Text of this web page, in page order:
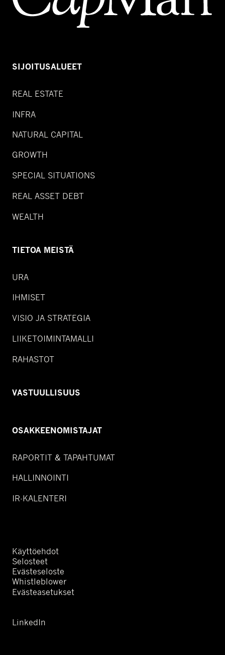
SIJOITUSALUEET
REAL ESTATE
INFRA
NATURAL CAPITAL
GROWTH
SPECIAL SITUATIONS
REAL ASSET DEBT
WEALTH
TIETOA MEISTÄ
URA
IHMISET
VISIO JA STRATEGIA
LIIKETOIMINTAMALLI
RAHASTOT
VASTUULLISUUS
OSAKKEENOMISTAJAT
RAPORTIT & TAPAHTUMAT
HALLINNOINTI
IR-KALENTERI
Käyttöehdot
Selosteet
Evästeseloste
Whistleblower
Evästeasetukset
LinkedIn